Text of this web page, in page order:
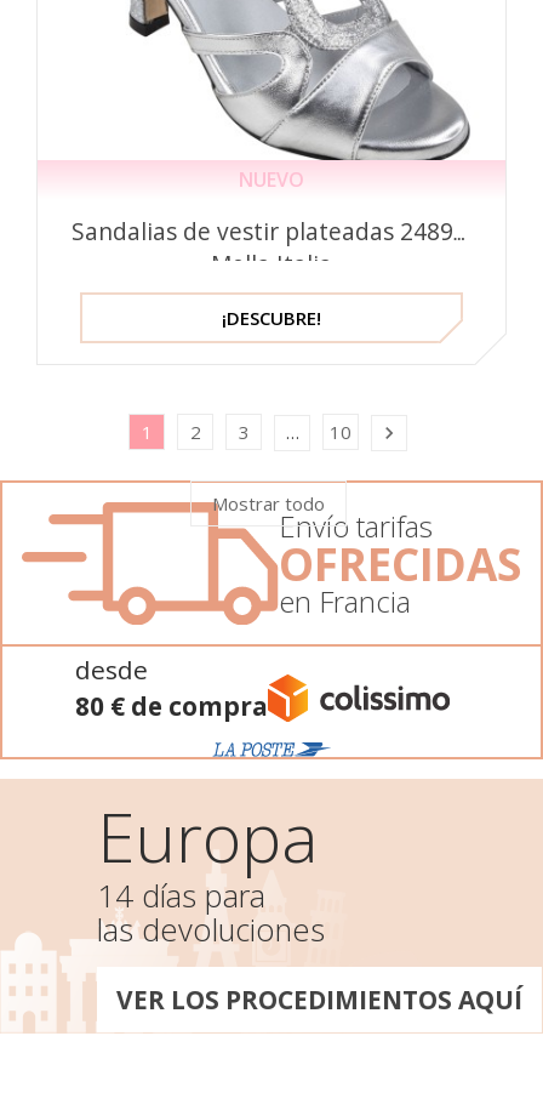
NUEVO
Sandalias de vestir plateadas 2489 –
Mella Italia
¡DESCUBRE!
1 2 3 … 10 
Mostrar todo
Envío tarifas
OFRECIDAS
en Francia
desde
80 € de compra
Europa
14 días para
las devoluciones
VER LOS PROCEDIMIENTOS AQUÍ